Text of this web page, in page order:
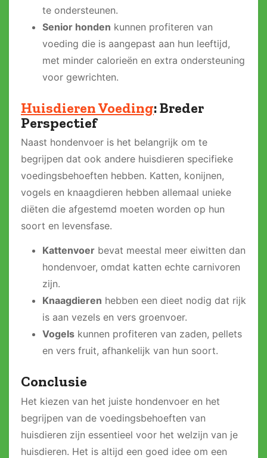
te ondersteunen.
Senior honden kunnen profiteren van
voeding die is aangepast aan hun leeftijd,
met minder calorieën en extra ondersteuning
voor gewrichten.
Huisdieren Voeding: Breder
Perspectief
Naast hondenvoer is het belangrijk om te
begrijpen dat ook andere huisdieren specifieke
voedingsbehoeften hebben. Katten, konijnen,
vogels en knaagdieren hebben allemaal unieke
diëten die afgestemd moeten worden op hun
soort en levensfase.
Kattenvoer bevat meestal meer eiwitten dan
hondenvoer, omdat katten echte carnivoren
zijn.
Knaagdieren hebben een dieet nodig dat rijk
is aan vezels en vers groenvoer.
Vogels kunnen profiteren van zaden, pellets
en vers fruit, afhankelijk van hun soort.
Conclusie
Het kiezen van het juiste hondenvoer en het
begrijpen van de voedingsbehoeften van
huisdieren zijn essentieel voor het welzijn van je
huisdieren. Het is altijd een goed idee om een